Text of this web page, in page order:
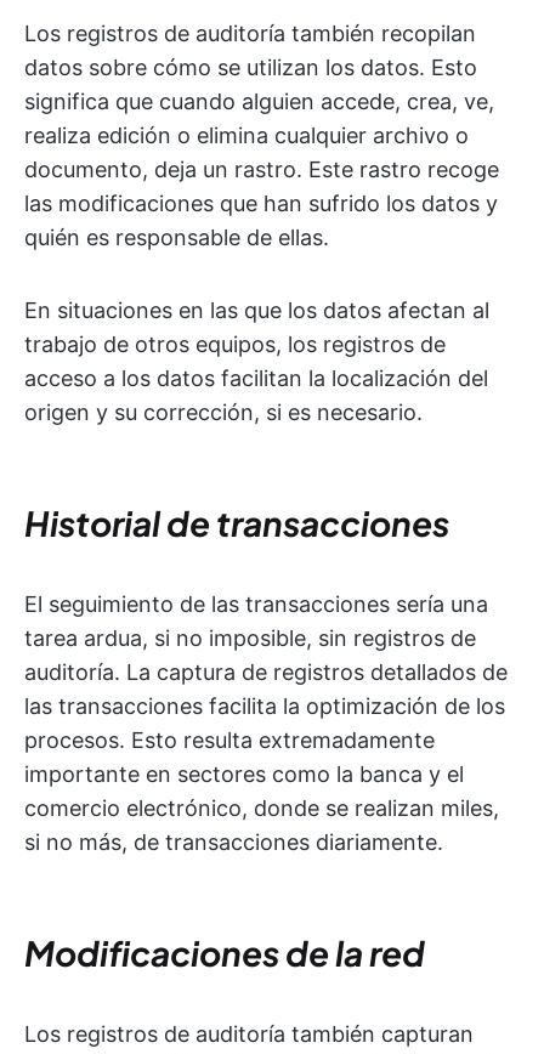
Los registros de auditoría también recopilan
datos sobre cómo se utilizan los datos. Esto
significa que cuando alguien accede, crea, ve,
realiza edición o elimina cualquier archivo o
documento, deja un rastro. Este rastro recoge
las modificaciones que han sufrido los datos y
quién es responsable de ellas.
En situaciones en las que los datos afectan al
trabajo de otros equipos, los registros de
acceso a los datos facilitan la localización del
origen y su corrección, si es necesario.
Historial de transacciones
El seguimiento de las transacciones sería una
tarea ardua, si no imposible, sin registros de
auditoría. La captura de registros detallados de
las transacciones facilita la optimización de los
procesos. Esto resulta extremadamente
importante en sectores como la banca y el
comercio electrónico, donde se realizan miles,
si no más, de transacciones diariamente.
Modificaciones de la red
Los registros de auditoría también capturan